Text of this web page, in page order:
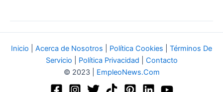
Inicio Acerca de Nosotros Política Cookies
Términos De
Servicio
Política Privacidad
Contacto
© 2023 | EmpleoNews.Com